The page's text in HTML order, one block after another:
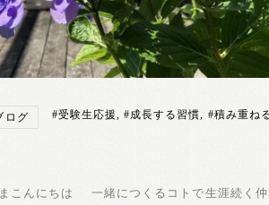
ログ #受験生応援 ,#成長する習慣 #積み重ね
こんにちは 一緒につくるコトで生涯続く仲